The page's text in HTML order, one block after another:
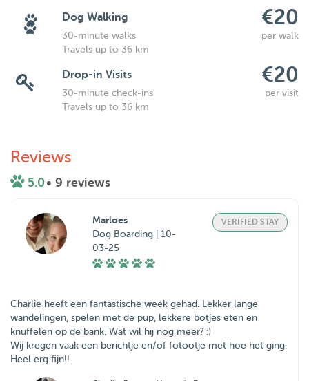
Dog Walking €20
30-minute walks
per walk
Travels up to 36 km
Drop-in Visits €20
30-minute check-ins
per visit
Travels up to 36 km
Reviews
5.0• 9 reviews
Marloes
Dog Boarding | 10-
03-25
VERIFIED STAY
Charlie heeft een fantastische week gehad. Lekker lange
wandelingen, spelen met de pup, lekkere botjes eten en
knuffelen op de bank. Wat wil hij nog meer? :)
Wij kregen vaak een berichtje en/of fotootje met hoe het ging.
Heel erg fijn!!